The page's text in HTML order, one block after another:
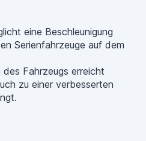
eine Beschleunigung
Serienfahrzeuge auf dem
Fahrzeugs erreicht
zu einer verbesserten